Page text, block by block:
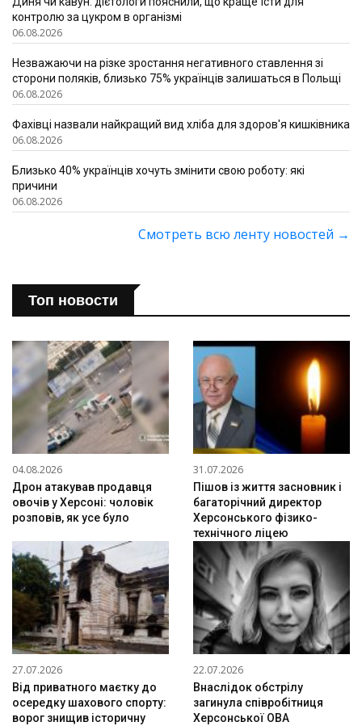
контролю за цукром в організмі
06.08.2026
Незважаючи на різке зростання негативного ставлення зі
сторони поляків, близько 75% українців залишаться в Польщі
06.08.2026
Фахівці назвали найкращий вид хліба для здоров'я кишківника
06.08.2026
Близько 40% українців хочуть змінити свою роботу: які
причини
06.08.2026
Смотреть всю ленту новостей →
Топ новости
04.08.2026
Дрон атакував продавця
овочів у Херсоні: чоловік
розповів, як усе було
31.07.2026
Пішов із життя засновник і
багаторічний директор
Херсонського фізико-
технічного ліцею
27.07.2026
Від приватного маєтку до
осередку шахового спорту:
ворог знищив історичну
22.07.2026
Внаслідок обстрілу
загинула співробітниця
Херсонської ОВА